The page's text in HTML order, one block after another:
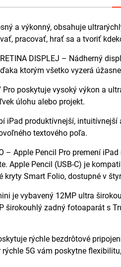
a výkonný, obsahuje
pracovať, hrať sa a tvoriť
RETINA DISPLEJ – Nádherný
ktorým všetko vyzerá
Pro poskytuje vysoký výkon a
úlohu alebo projekt.
iPad produktívnejší,
textového poľa.
– Apple Pencil Pro premení
Apple Pencil (USB-C) je
kryty Smart Folio, dostupné v
je vybavený 12MP ultra
širokouhlý zadný fotoaparát s
rýchle bezdrôtové
rýchle 5G vám poskytne